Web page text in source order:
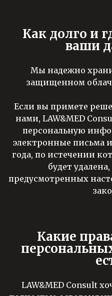
Как долго и
ваши
Мы надежно
защищенном
Если вы примете
нами, LAW&MED
персональную
электронные письма
года, по истечении
будет
предусмотренных
Какие
LAW&MED Consult